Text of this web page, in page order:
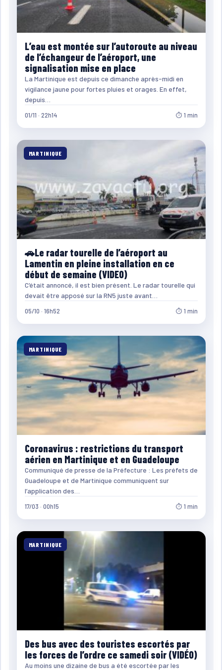
L’eau est montée sur l’autoroute au niveau
de l’échangeur de l’aéroport, une
signalisation mise en place
La Martinique est depuis ce dimanche après-midi en
vigilance jaune pour fortes pluies et orages. En effet,
depuis…
01/11 · 22h14 ⏱ 1 min
MARTINIQUE
🚗Le radar tourelle de l’aéroport au
Lamentin en pleine installation en ce
début de semaine (VIDEO)
C’était annoncé, il est bien présent. Le radar tourelle qui
devait être apposé sur la RN5 juste avant…
05/10 · 16h52 ⏱ 1 min
MARTINIQUE
Coronavirus : restrictions du transport
aérien en Martinique et en Guadeloupe
Communiqué de presse de la Préfecture : Les préfets de
Guadeloupe et de Martinique communiquent sur
l’application des…
17/03 · 00h15 ⏱ 1 min
MARTINIQUE
Des bus avec des touristes escortés par
les forces de l’ordre ce samedi soir (VIDÉO)
Au moins une dizaine de bus a été escortée par les